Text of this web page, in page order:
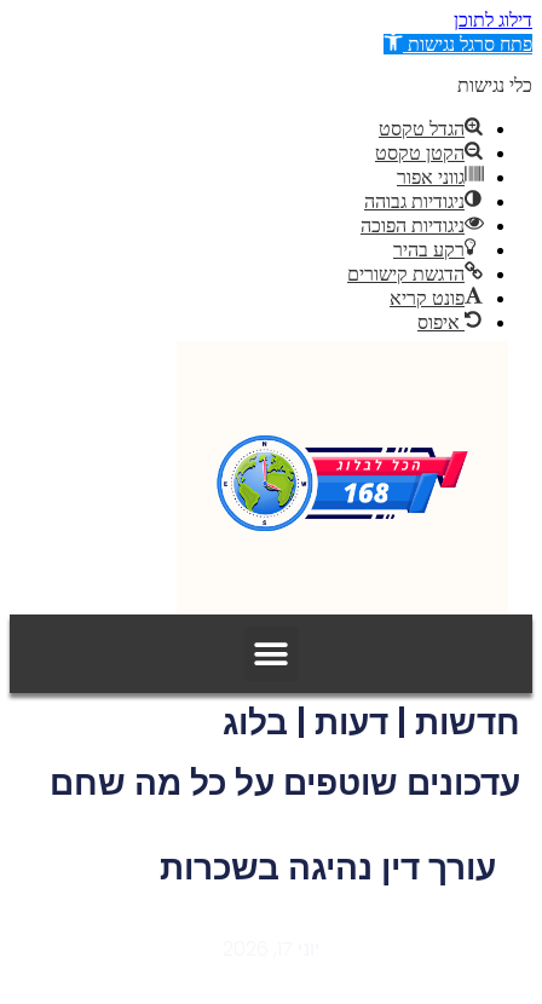
דילוג לתוכן
פתח סרגל נגישות
כלי נגישות
הגדל טקסט
הקטן טקסט
גווני אפור
ניגודיות גבוהה
ניגודיות הפוכה
רקע בהיר
הדגשת קישורים
פונט קריא
איפוס
חדשות | דעות | בלוג
עדכונים שוטפים על כל מה שחם
עורך דין נהיגה בשכרות